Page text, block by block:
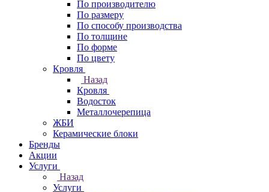
По производителю
По размеру
По способу производства
По толщине
По форме
По цвету
Кровля
Назад
Кровля
Водосток
Металлочерепица
ЖБИ
Керамические блоки
Бренды
Акции
Услуги
Назад
Услуги